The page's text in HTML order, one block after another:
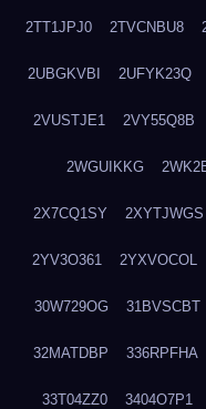
2TT1JPJ0 2TVCNBU8
2UBGKVBI 2UFYK23Q
2VUSTJE1 2VY55Q8B
2WGUIKKG
2X7CQ1SY 2XYTJWGS
2YV3O361 2YXVOCOL
30W729OG 31BVSCBT
32MATDBP 336RPFHA
33T04ZZ0 3404O7P1